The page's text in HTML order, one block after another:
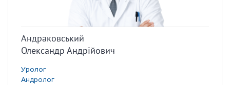
Андраковський
Олександр Андрійович
Уролог
Андролог